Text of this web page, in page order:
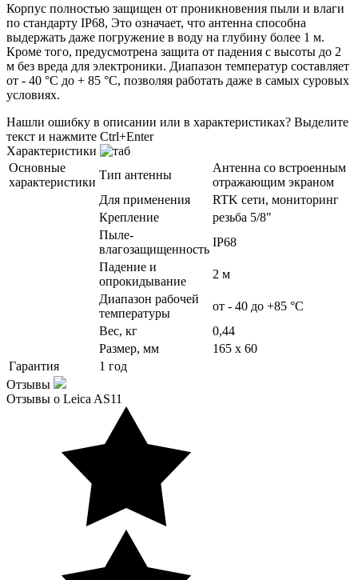
Корпус полностью защищен от проникновения пыли и влаги
по стандарту IP68, Это означает, что антенна способна
выдержать даже погружение в воду на глубину более 1 м.
Кроме того, предусмотрена защита от падения с высоты до 2
м без вреда для электроники. Диапазон температур составляет
от - 40 °С до + 85 °С, позволяя работать даже в самых суровых
условиях.
Нашли ошибку в описании или в характеристиках? Выделите
текст и нажмите Ctrl+Enter
Характеристики
Основные
характеристики
Тип антенны
Антенна со встроенным
отражающим экраном
Для применения
RTK сети, мониторинг
Крепление
резьба 5/8"
Пыле-
влагозащищенность
IP68
Падение и
опрокидывание
2 м
Диапазон рабочей
температуры
от - 40 до +85 °C
Вес, кг
0,44
Размер, мм
165 х 60
Гарантия
1 год
Отзывы
Отзывы о Leica AS11